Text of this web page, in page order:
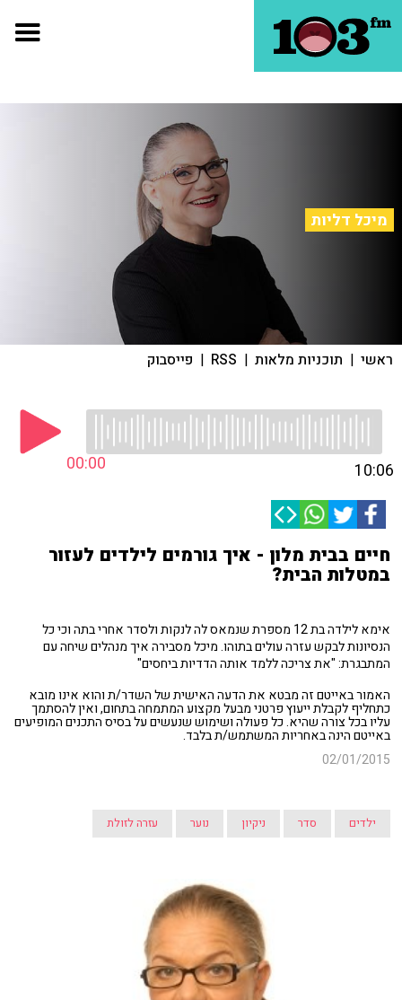
מיכל דליות
ראשי | תוכניות מלאות |
RSS
| פייסבוק
00:00 10:06
חיים בבית מלון - איך גורמים לילדים לעזור
במטלות הבית?
אימא לילדה בת 12 מספרת שנמאס לה לנקות ולסדר אחרי בתה וכי כל
הנסיונות לבקש עזרה עולים בתוהו. מיכל מסבירה איך מנהלים שיחה עם
המתבגרת: "את צריכה ללמד אותה הדדיות ביחסים"
האמור באייטם זה מבטא את הדעה האישית של השדר/ת והוא אינו מובא
כתחליף לקבלת ייעוץ פרטני מבעל מקצוע המתמחה בתחום, ואין להסתמך
עליו בכל צורה שהיא. כל פעולה ושימוש שנעשים על בסיס התכנים המופיעים
באייטם הינה באחריות המשתמש/ת בלבד.
02/01/2015
ילדים סדר ניקיון נוער עזרה לזולת